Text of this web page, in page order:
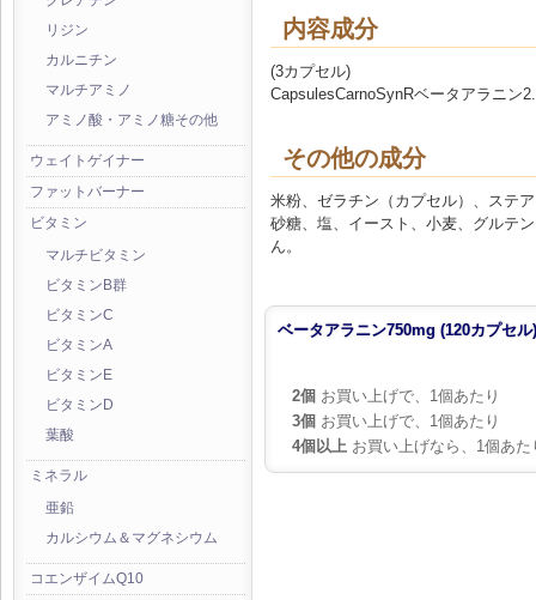
リジン
カルニチン
マルチアミノ
アミノ酸・アミノ糖その他
ウェイトゲイナー
ファットバーナー
ビタミン
マルチビタミン
ビタミンB群
ビタミンC
ビタミンA
ビタミンE
ビタミンD
葉酸
ミネラル
亜鉛
カルシウム＆マグネシウム
コエンザイムQ10
内容成分
(3カプセル)
CapsulesCarnoSynRベータアラニン
その他の成分
米粉、ゼラチン（カプセル）、ステ
砂糖、塩、イースト、小麦、グルテ
ん。
ベータアラニン750mg (120カプセル)
2個 お買い上げで、1個あたり
3個 お買い上げで、1個あたり
4個以上 お買い上げなら、1個あた